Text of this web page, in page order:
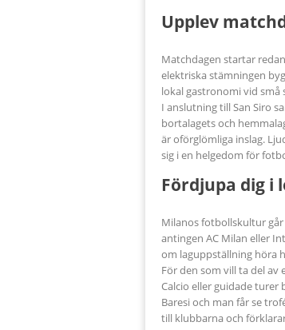
Upplev
Matchdagen startar
elektriska stämningen
lokal gastronomi vid små
I anslutning till San Siro
bortalagets och
är oförglömliga inslag.
sig i en helgedom för
Fördjupa dig
Milanos fotbollskultur
antingen AC Milan eller
om laguppställning höra
För den som vill ta del
Calcio eller guidade turer
Baresi och man får se
till klubbarna och